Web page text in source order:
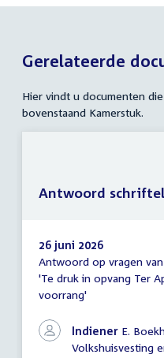
Gerelateerde
Hier vindt u documenten
bovenstaand Kamerstuk.
Antwoord
schriftelijke
vragen
26 juni 2026
Antwoord op vragen
'Te druk in opvang Ter
voorrang'
Indiener E.
Volkshuisvesting
Antwoord